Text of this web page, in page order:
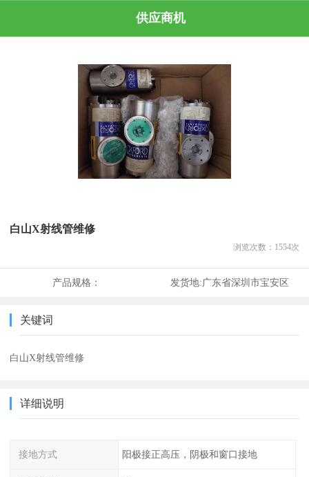
供应商机
白山X射线管维修
浏览次数： 1554次
产品规格： 发货地:广东省深圳市宝安区
关键词
白山X射线管维修
详细说明
接地方式 阳极接正高压，阴极和窗口接地